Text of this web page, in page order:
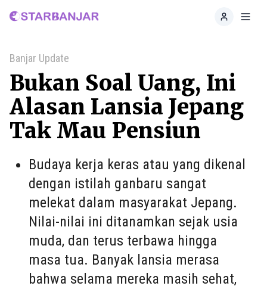
Home
Banjar Update
Bukan Soal Uang, Ini
Alasan Lansia Jepang
Tak Mau Pensiun
Budaya kerja keras atau yang dikenal
dengan istilah ganbaru sangat
melekat dalam masyarakat Jepang.
Nilai-nilai ini ditanamkan sejak usia
muda, dan terus terbawa hingga
masa tua. Banyak lansia merasa
bahwa selama mereka masih sehat,